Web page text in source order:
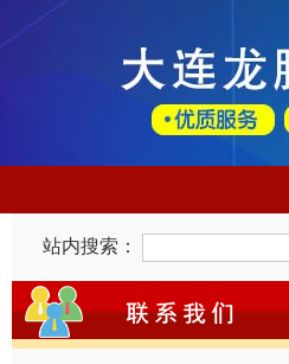
站内搜索：